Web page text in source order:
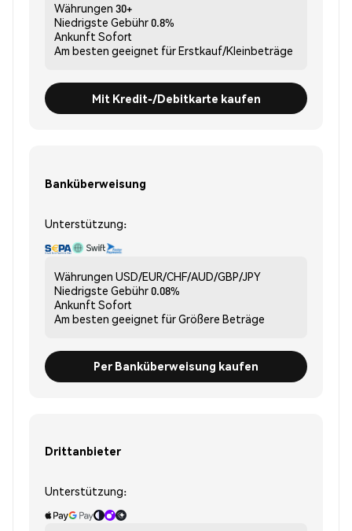
Währungen 30+
Niedrigste Gebühr0.8%
Ankunft Sofort
Am besten geeignet fürErstkauf/Kleinbeträge
Mit Kredit-/Debitkarte kaufen
Banküberweisung
Unterstützung:
Währungen USD/EUR/CHF/AUD/GBP/JPY
Niedrigste Gebühr0.08%
Ankunft Sofort
Am besten geeignet fürGrößere Beträge
Per Banküberweisung kaufen
Drittanbieter
Unterstützung: